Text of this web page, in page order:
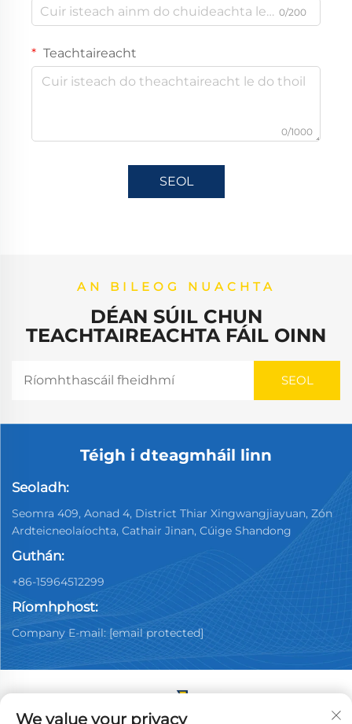
0/200
Teachtaireacht
0/1000
SEOL
AN BILEOG NUACHTA
DÉAN SÚIL CHUN
TEACHTAIREACHTA FÁIL OINN
Téigh i dteagmháil linn
Seoladh:
Seomra 409, Aonad 4, District Thiar Xingwangjiayuan, Zón
Ardteicneolaíochta, Cathair Jinan, Cúige Shandong
Guthán:
+86-15964512299
Ríomhphost:
Company E-mail: [email protected]
We value your privacy